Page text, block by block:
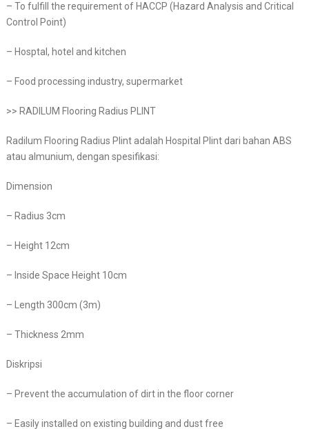
– To fulfill the requirement of HACCP (Hazard Analysis and Critical
Control Point)
– Hosptal, hotel and kitchen
– Food processing industry, supermarket
>> RADILUM Flooring Radius PLINT
Radilum Flooring Radius Plint adalah Hospital Plint dari bahan ABS
atau almunium, dengan spesifikasi:
Dimension
– Radius 3cm
– Height 12cm
– Inside Space Height 10cm
– Length 300cm (3m)
– Thickness 2mm
Diskripsi
– Prevent the accumulation of dirt in the floor corner
– Easily installed on existing building and dust free